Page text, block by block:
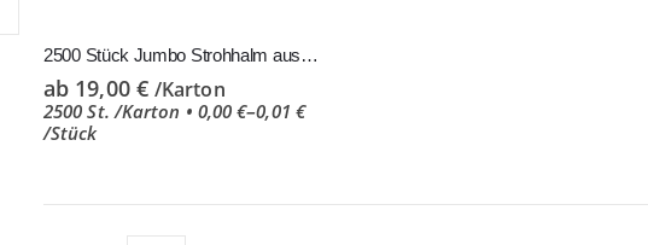
2500 Stück Jumbo Strohhalm aus Papier Weiß 210mm
ab 19,00 € /Karton
2500 St. /Karton • 0,00€–0,01 €
/Stück